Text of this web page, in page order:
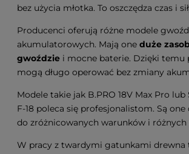
bez użycia młotka. To oszczędza czas i
Producenci oferują różne modele
akumulatorowych. Mają one duże
gwoździe i mocne baterie. Dzięki temu
mogą długo operować bez zmiany
Modele takie jak B.PRO 18V Max Pro lub
F-18 poleca się profesjonalistom. Są
do zróżnicowanych warunków i różnych
W pracy z twardymi gatunkami drewna